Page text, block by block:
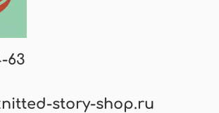
63
story-shop.ru